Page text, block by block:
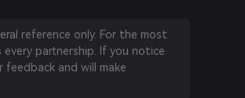
reference only. For the most
partnership. If you notice
and will make